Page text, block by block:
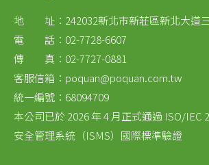
地 址：242032新北市新莊區新北大道
電 話：02-7728-6607
傳 真：02-7727-0881
客服信箱： poquan@poquan.com.tw
統一編號：68094709
本公司已於 2026 年 4 月正式通過 ISO/IEC
安全管理系統（ISMS）國際標準驗證